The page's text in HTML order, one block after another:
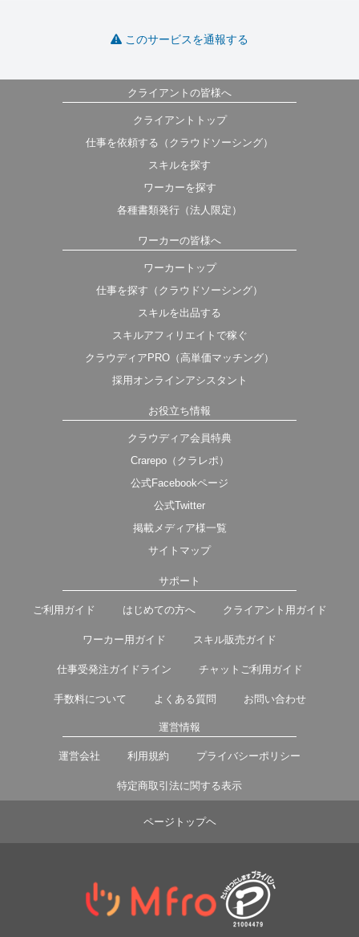
このサービスを通報する
クライアントの皆様へ
クライアントトップ
仕事を依頼する（クラウドソーシング）
スキルを探す
ワーカーを探す
各種書類発行（法人限定）
ワーカーの皆様へ
ワーカートップ
仕事を探す（クラウドソーシング）
スキルを出品する
スキルアフィリエイトで稼ぐ
クラウディアPRO（高単価マッチング）
採用オンラインアシスタント
お役立ち情報
クラウディア会員特典
Crarepo（クラレポ）
公式Facebookページ
公式Twitter
掲載メディア様一覧
サイトマップ
サポート
ご利用ガイド はじめての方へ クライアント用ガイド
ワーカー用ガイド スキル販売ガイド
仕事受発注ガイドライン チャットご利用ガイド
手数料について よくある質問 お問い合わせ
運営情報
運営会社 利用規約 プライバシーポリシー
特定商取引法に関する表示
ページトップヘ